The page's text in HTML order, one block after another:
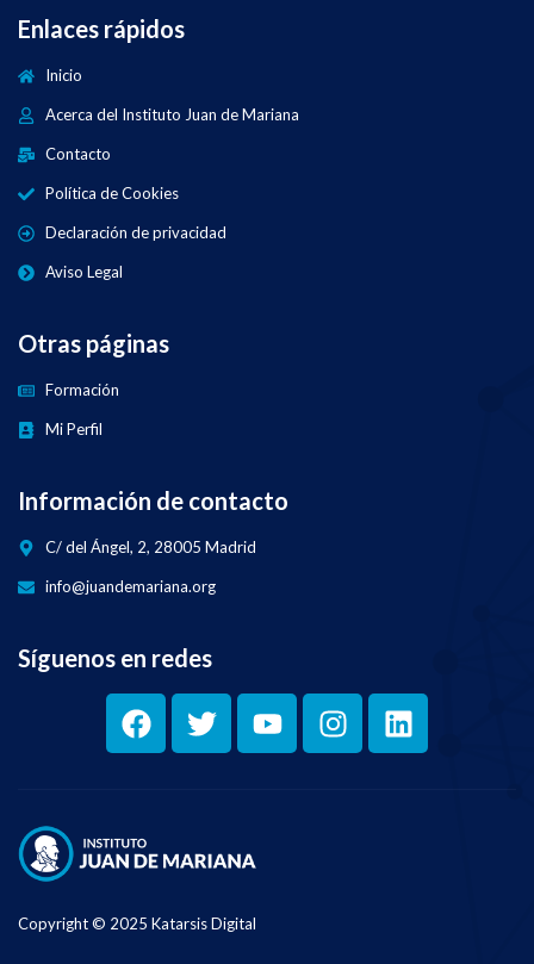
Enlaces rápidos
Inicio
Acerca del Instituto Juan de Mariana
Contacto
Política de Cookies
Declaración de privacidad
Aviso Legal
Otras páginas
Formación
Mi Perfil
Información de contacto
C/ del Ángel, 2, 28005 Madrid
info@juandemariana.org
Síguenos en redes
Copyright © 2025 Katarsis Digital